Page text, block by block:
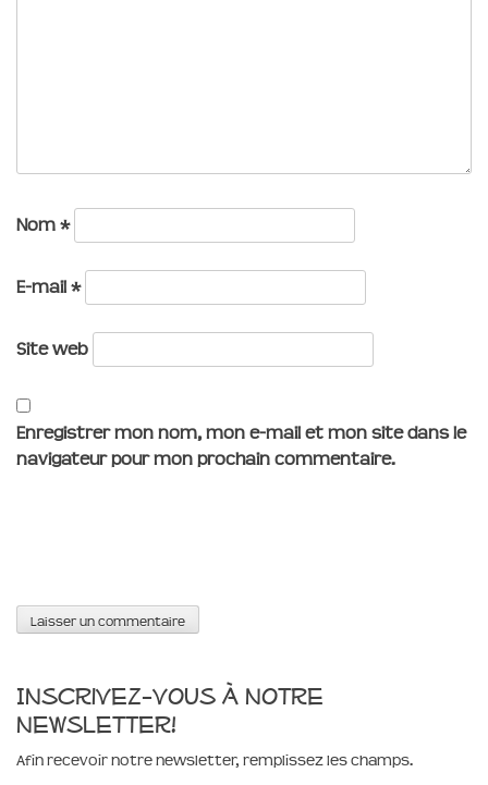
Nom *
E-mail *
Site web
Enregistrer mon nom, mon e-mail et mon site dans le
navigateur pour mon prochain commentaire.
Inscrivez-vous à notre
newsletter!
Afin recevoir notre newsletter, remplissez les champs.